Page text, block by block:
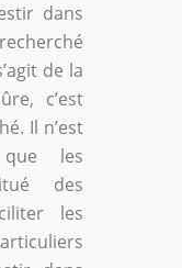
dans
de la
c’est
Il n’est
les
des
les